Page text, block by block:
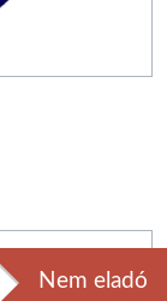
Nem eladó